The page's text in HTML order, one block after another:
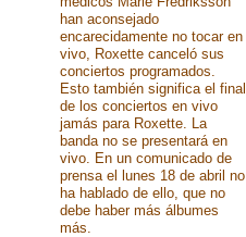
han aconsejado
encarecidamente no tocar en
vivo, Roxette canceló sus
conciertos programados.
Esto también significa el final
de los conciertos en vivo
jamás para Roxette. La
banda no se presentará en
vivo. En un comunicado de
prensa el lunes 18 de abril no
ha hablado de ello, que no
debe haber más álbumes
más.